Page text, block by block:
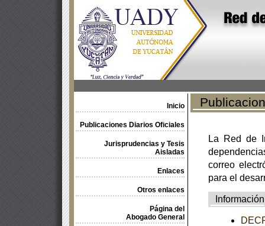
Inicio
Publicaciones Diarios Oficiales
Jurisprudencias y Tesis
Aisladas
Enlaces
Otros enlaces
Página del
Abogado General
La Red de
correo
para el
Información